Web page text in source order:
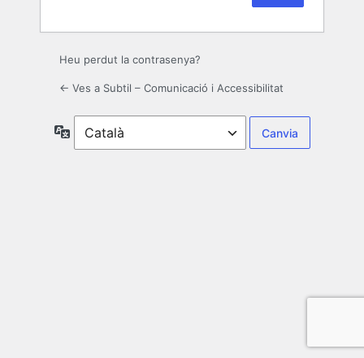
Heu perdut la contrasenya?
← Ves a Subtil – Comunicació i Accessibilitat
Idioma